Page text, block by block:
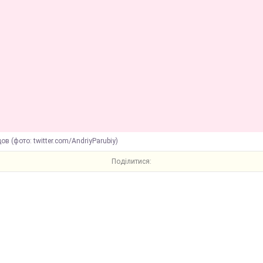
(фото: twitter.com/AndriyParubiy)
Поділитися: